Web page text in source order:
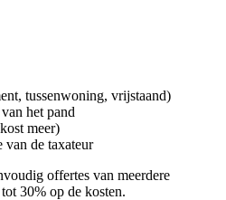
tussenwoning, vrijstaand)
het pand
meer)
van de taxateur
offertes van meerdere
30% op de kosten.